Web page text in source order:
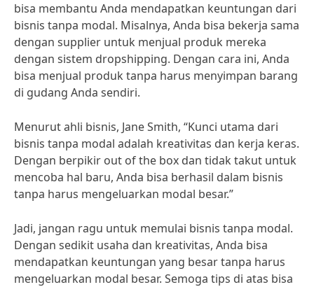
bisa membantu Anda mendapatkan keuntungan dari
bisnis tanpa modal. Misalnya, Anda bisa bekerja sama
dengan supplier untuk menjual produk mereka
dengan sistem dropshipping. Dengan cara ini, Anda
bisa menjual produk tanpa harus menyimpan barang
di gudang Anda sendiri.
Menurut ahli bisnis, Jane Smith, “Kunci utama dari
bisnis tanpa modal adalah kreativitas dan kerja keras.
Dengan berpikir out of the box dan tidak takut untuk
mencoba hal baru, Anda bisa berhasil dalam bisnis
tanpa harus mengeluarkan modal besar.”
Jadi, jangan ragu untuk memulai bisnis tanpa modal.
Dengan sedikit usaha dan kreativitas, Anda bisa
mendapatkan keuntungan yang besar tanpa harus
mengeluarkan modal besar. Semoga tips di atas bisa